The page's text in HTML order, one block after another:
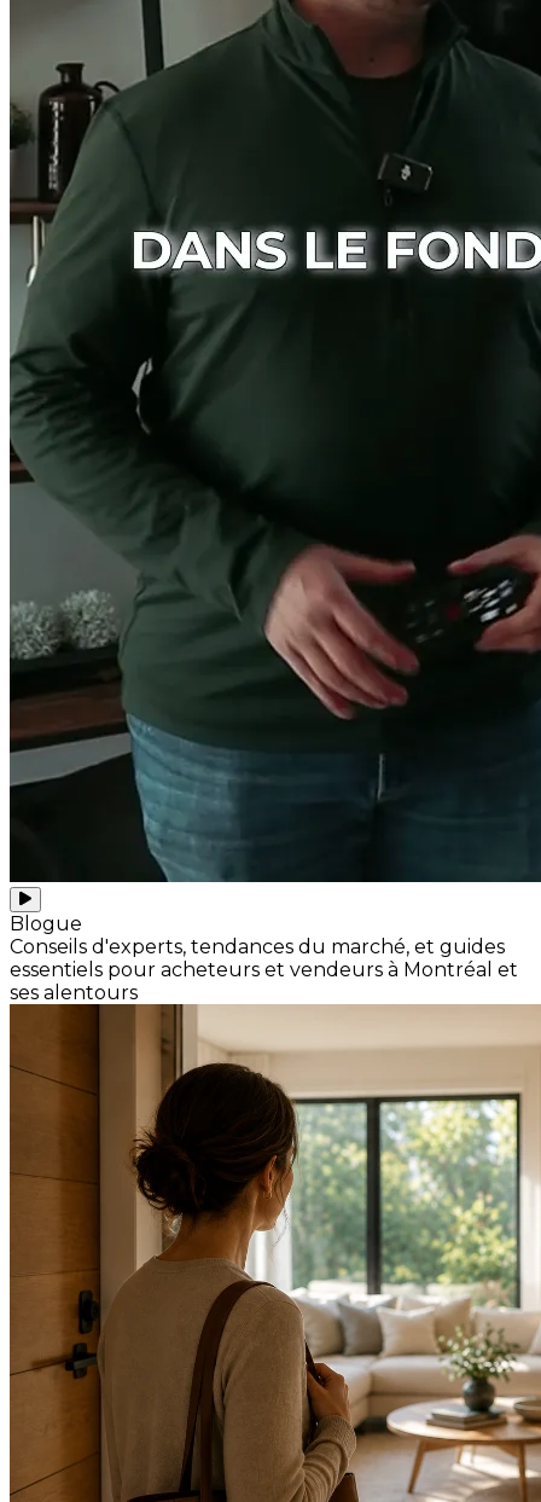
Conseils d'experts, tendances du marché, et guides
essentiels pour acheteurs et vendeurs à Montréal et
ses alentours